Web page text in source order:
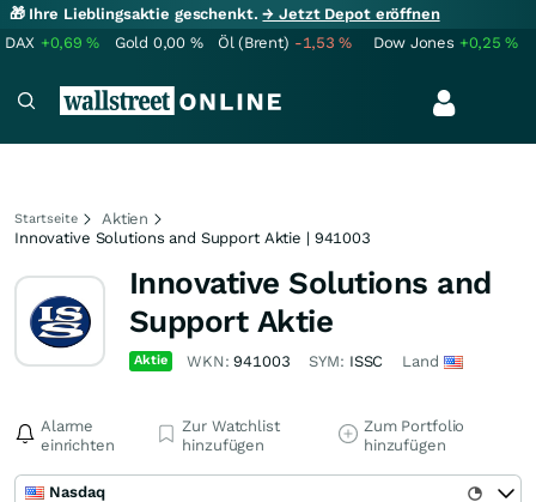
🎁 Ihre Lieblingsaktie geschenkt.→ Jetzt Depot eröffnen
DAX +0,69% Gold 0,00 % Öl (Brent) -1,53% Dow Jones +0,25%
Startseite
Aktien
Innovative Solutions and Support Aktie | 941003
Innovative Solutions and
Support Aktie
Aktie WKN:941003 SYM: ISSC Land
Alarme
einrichten
Zur Watchlist
hinzufügen
Zum Portfolio
hinzufügen
Nasdaq